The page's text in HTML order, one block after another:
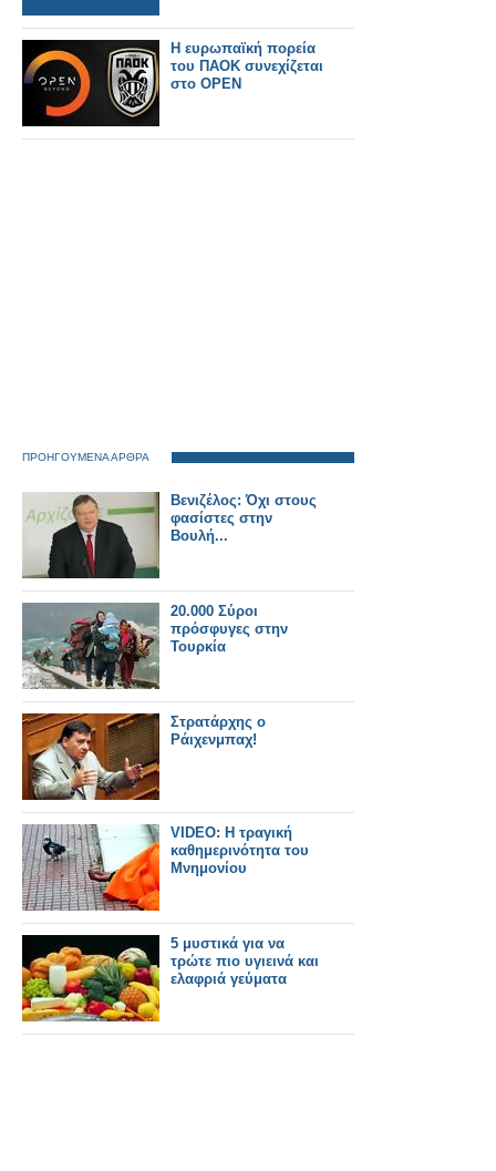
Η ευρωπαϊκή πορεία
του ΠΑΟΚ συνεχίζεται
στο OPEN
ΠΡΟΗΓΟΥΜΕΝΑ ΑΡΘΡΑ
Βενιζέλος: Όχι στους
φασίστες στην
Βουλή...
20.000 Σύροι
πρόσφυγες στην
Τουρκία
Στρατάρχης ο
Ράιχενμπαχ!
VIDEO: Η τραγική
καθημερινότητα του
Μνημονίου
5 μυστικά για να
τρώτε πιο υγιεινά και
ελαφριά γεύματα